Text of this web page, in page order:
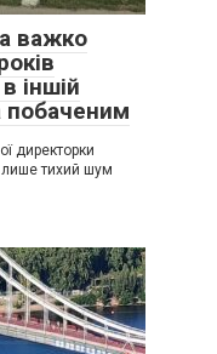
важко
іншій
побаченим
директорки
тихий шум